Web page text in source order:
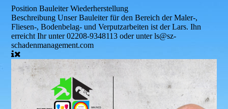
PositionBauleiter Wiederherstellung
BeschreibungUnser Bauleiter für den Bereich der Maler-,
Fliesen-, Bodenbelag- und Verputzarbeiten ist der Lars. Ihn
erreicht Ihr unter 02208-9348113 oder unter ls@sz-
schadenmanagement.com